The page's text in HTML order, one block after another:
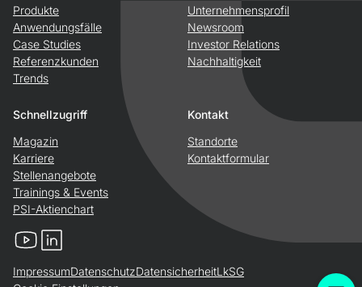
Produkte
Anwendungsfälle
Case Studies
Referenzkunden
Trends
Unternehmensprofil
Newsroom
Investor Relations
Nachhaltigkeit
Schnellzugriff
Magazin
Karriere
Stellenangebote
Trainings & Events
PSI-Aktienchart
Kontakt
Standorte
Kontaktformular
YouTubeLinkedIn
ImpressumDatenschutzDatensicherheitLkSG